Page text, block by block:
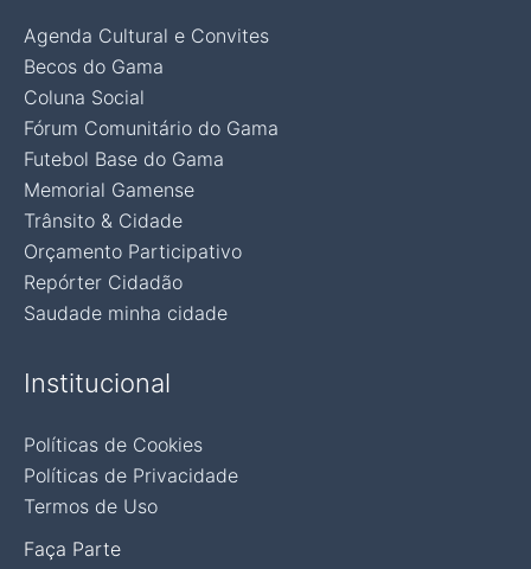
Agenda Cultural e Convites
Becos do Gama
Coluna Social
Fórum Comunitário do Gama
Futebol Base do Gama
Memorial Gamense
Trânsito & Cidade
Orçamento Participativo
Repórter Cidadão
Saudade minha cidade
Institucional
Políticas de Cookies
Políticas de Privacidade
Termos de Uso
Faça Parte